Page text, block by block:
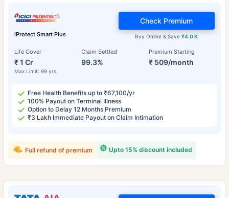
iProtect Smart Plus
Life Cover
₹ 1 Cr
Max Limit: 99 yrs
Claim Settled
99.3%
Premium Starting
₹ 509/month
Buy Online & Save₹4.0 K
Check Premium
Free Health Benefits up to ₹67,100/yr
100% Payout on Terminal Illness
Option to Delay 12 Months Premium
₹3 Lakh Immediate Payout on Claim Intimation
Upto 15% discount included
Full refund of premium